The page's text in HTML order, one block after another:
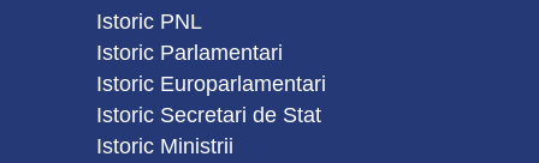
Istoric PNL
Istoric Parlamentari
Istoric Europarlamentari
Istoric Secretari de Stat
Istoric Ministrii